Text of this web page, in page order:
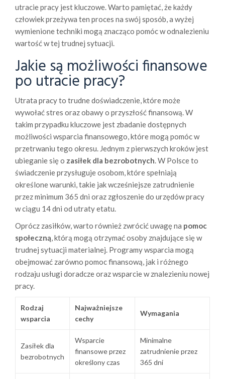
utracie pracy jest kluczowe. Warto pamiętać, że każdy
człowiek przeżywa ten proces na swój sposób, a wyżej
wymienione techniki mogą znacząco pomóc w odnalezieniu
wartość w tej trudnej sytuacji.
Jakie są możliwości finansowe
po utracie pracy?
Utrata pracy to trudne doświadczenie, które może
wywołać stres oraz obawy o przyszłość finansową. W
takim przypadku kluczowe jest zbadanie dostępnych
możliwości wsparcia finansowego, które mogą pomóc w
przetrwaniu tego okresu. Jednym z pierwszych kroków jest
ubieganie się o zasiłek dla bezrobotnych. W Polsce to
świadczenie przysługuje osobom, które spełniają
określone warunki, takie jak wcześniejsze zatrudnienie
przez minimum 365 dni oraz zgłoszenie do urzędów pracy
w ciągu 14 dni od utraty etatu.
Oprócz zasiłków, warto również zwrócić uwagę na pomoc
społeczną, którą mogą otrzymać osoby znajdujące się w
trudnej sytuacji materialnej. Programy wsparcia mogą
obejmować zarówno pomoc finansową, jak i różnego
rodzaju usługi doradcze oraz wsparcie w znalezieniu nowej
pracy.
Rodzaj
wsparcia
Najważniejsze
cechy
Wymagania
Zasiłek dla
bezrobotnych
Wsparcie
finansowe przez
określony czas
Minimalne
zatrudnienie przez
365 dni